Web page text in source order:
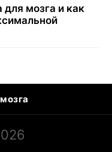
для мозга и как